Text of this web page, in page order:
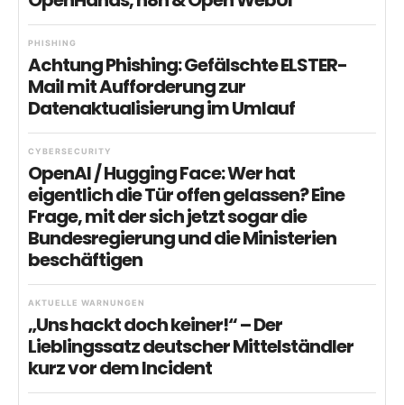
PHISHING
Achtung Phishing: Gefälschte ELSTER-
Mail mit Aufforderung zur
Datenaktualisierung im Umlauf
CYBERSECURITY
OpenAI / Hugging Face: Wer hat
eigentlich die Tür offen gelassen? Eine
Frage, mit der sich jetzt sogar die
Bundesregierung und die Ministerien
beschäftigen
AKTUELLE WARNUNGEN
„Uns hackt doch keiner!“ – Der
Lieblingssatz deutscher Mittelständler
kurz vor dem Incident